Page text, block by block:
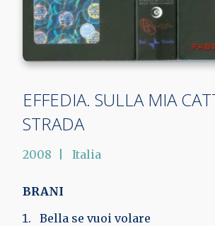
EFFEDIA. SULLA MIA
STRADA
2008 Italia
BRANI
Bella se vuoi volare